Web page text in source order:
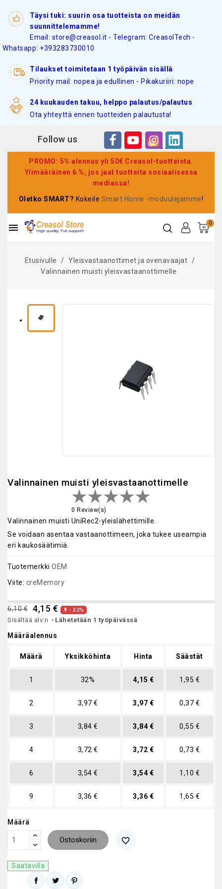
Täysi tuki: suurin osa tuotteista on meidän
suunnittelemamme!
Email: store@creasol.it - Telegram: CreasolTech -
Whatsapp: +393283730010
Tilaukset toimitetaan 1 työpäivän sisällä
Priority mail: nopea ja edullinen - Pikakuriiri: nope
24 kuukauden takuu, helppo palautus/palautus
Ota yhteyttä ennen tuotteiden palautusta!
Follow us
PROMO: 5% alennus yli 50€ Creasol-tuotteista.
Ylimääräinen 6 %, jos jaat tuotteita sosiaalisessa
mediassa!
Oletko SMART? Kokeile Smart Home -moduulejamme!
0

Etusivulle
Yleisvastaanottimet ja ovenavaajat
Valinnainen muisti yleisvastaanottimelle
Valinnainen muisti yleisvastaanottimelle
0 Review(s)
Valinnainen muisti UniRec2-yleislähettimille.
Se voidaan asentaa vastaanottimeen, joka tukee useampia
eri kaukosäätimiä.
Tuotemerkki OEM
Viite: creMemory
6,10 € 4,15 €  - 32%
Sisältää alv:n Lähetetään 1 työpäivässä
Määräalennus
Määrä Yksikköhinta Hinta Säästät
1 32% 4,15 € 1,95 €
2 3,97 € 3,97 € 0,37 €
3 3,84 € 3,84 € 0,55 €
4 3,72 € 3,72 € 0,73 €
6 3,54 € 3,54 € 1,10 €
9 3,36 € 3,36 € 1,65 €
Määrä
Ostoskoriin favorite_border
Saatavilla